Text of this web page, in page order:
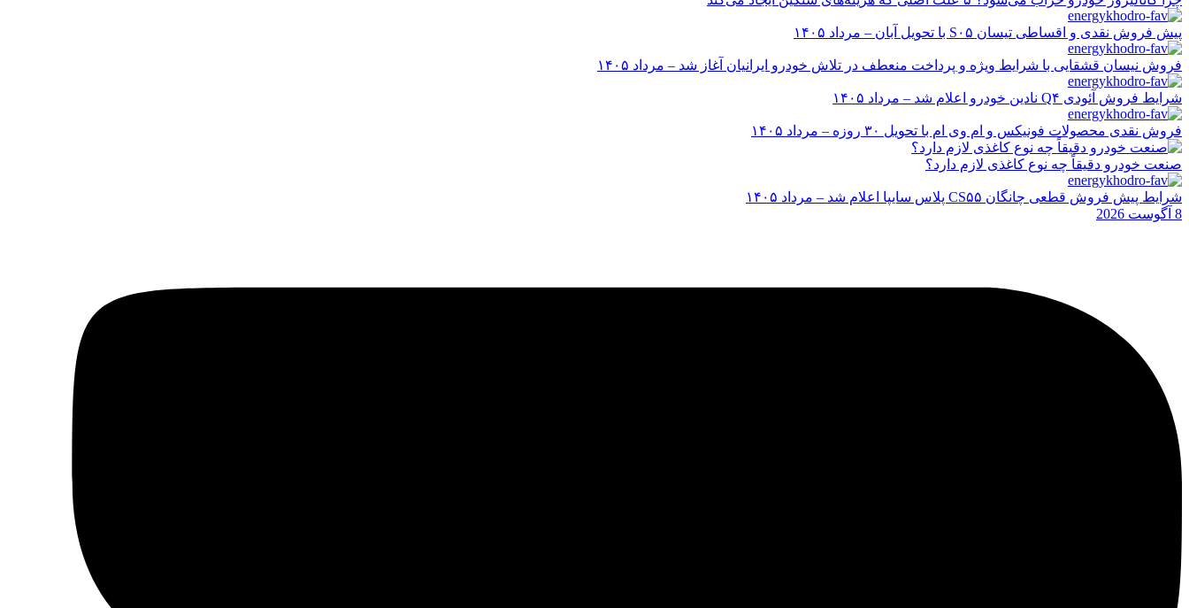
پیش فروش نقدی و اقساطی تیسان S۰۵ با تحویل آبان – مرداد ۱۴۰۵
فروش نیسان قشقایی با شرایط ویژه و پرداخت منعطف در تلاش خودرو ایرانیان آغاز شد – مرداد ۱۴۰۵
شرایط فروش آئودی Q۴ نادین خودرو اعلام شد – مرداد ۱۴۰۵
فروش نقدی محصولات فونیکس و ام وی ام با تحویل ۳۰ روزه – مرداد ۱۴۰۵
صنعت خودرو دقیقاً چه نوع کاغذی لازم دارد؟
شرایط پیش فروش قطعی چانگان CS۵۵ پلاس سایپا اعلام شد – مرداد ۱۴۰۵
8 آگوست 2026